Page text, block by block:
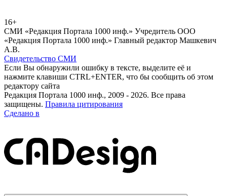
16+
СМИ «Редакция Портала 1000 инф.» Учредитель ООО
«Редакция Портала 1000 инф.» Главный редактор Машкевич
А.В.
Свидетельство СМИ
Если Вы обнаружили ошибку в тексте, выделите её и
нажмите клавиши CTRL+ENTER, что бы сообщить об этом
редактору сайта
Редакция Портала 1000 инф., 2009 - 2026. Все права
защищены. Правила цитирования
Сделано в